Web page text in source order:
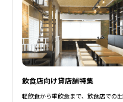
飲食店向け貸店舗特集
軽飲食から重飲食まで、飲食店での出